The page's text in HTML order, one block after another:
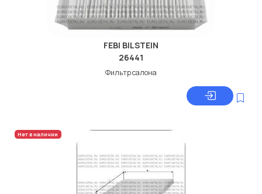
FEBI BILSTEIN
26441
Фильтр салона
Нет в наличии